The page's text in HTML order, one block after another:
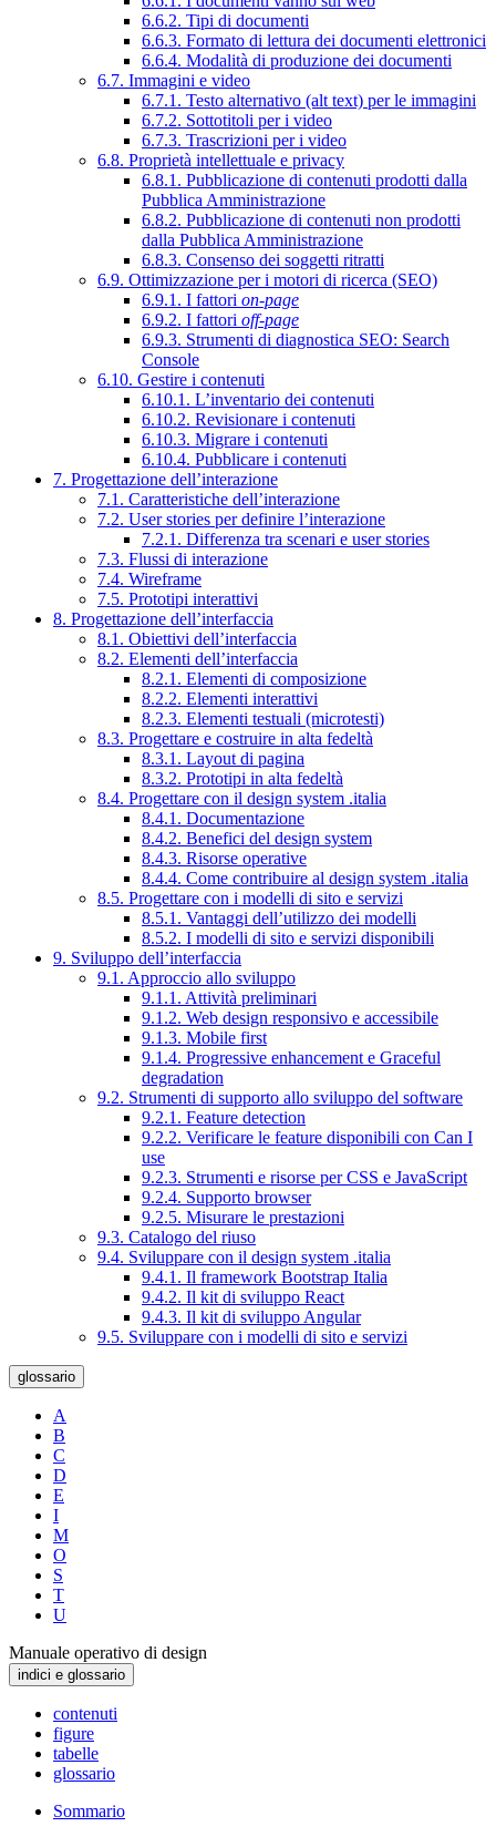
6.6.2. Tipi di documenti
6.6.3. Formato di lettura dei documenti elettronici
6.6.4. Modalità di produzione dei documenti
6.7. Immagini e video
6.7.1. Testo alternativo (alt text) per le immagini
6.7.2. Sottotitoli per i video
6.7.3. Trascrizioni per i video
6.8. Proprietà intellettuale e privacy
6.8.1. Pubblicazione di contenuti prodotti dalla
Pubblica Amministrazione
6.8.2. Pubblicazione di contenuti non prodotti
dalla Pubblica Amministrazione
6.8.3. Consenso dei soggetti ritratti
6.9. Ottimizzazione per i motori di ricerca (SEO)
6.9.1. I fattori on-page
6.9.2. I fattori off-page
6.9.3. Strumenti di diagnostica SEO: Search
Console
6.10. Gestire i contenuti
6.10.1. L’inventario dei contenuti
6.10.2. Revisionare i contenuti
6.10.3. Migrare i contenuti
6.10.4. Pubblicare i contenuti
7. Progettazione dell’interazione
7.1. Caratteristiche dell’interazione
7.2. User stories per definire l’interazione
7.2.1. Differenza tra scenari e user stories
7.3. Flussi di interazione
7.4. Wireframe
7.5. Prototipi interattivi
8. Progettazione dell’interfaccia
8.1. Obiettivi dell’interfaccia
8.2. Elementi dell’interfaccia
8.2.1. Elementi di composizione
8.2.2. Elementi interattivi
8.2.3. Elementi testuali (microtesti)
8.3. Progettare e costruire in alta fedeltà
8.3.1. Layout di pagina
8.3.2. Prototipi in alta fedeltà
8.4. Progettare con il design system .italia
8.4.1. Documentazione
8.4.2. Benefici del design system
8.4.3. Risorse operative
8.4.4. Come contribuire al design system .italia
8.5. Progettare con i modelli di sito e servizi
8.5.1. Vantaggi dell’utilizzo dei modelli
8.5.2. I modelli di sito e servizi disponibili
9. Sviluppo dell’interfaccia
9.1. Approccio allo sviluppo
9.1.1. Attività preliminari
9.1.2. Web design responsivo e accessibile
9.1.3. Mobile first
9.1.4. Progressive enhancement e Graceful
degradation
9.2. Strumenti di supporto allo sviluppo del software
9.2.1. Feature detection
9.2.2. Verificare le feature disponibili con Can I
use
9.2.3. Strumenti e risorse per CSS e JavaScript
9.2.4. Supporto browser
9.2.5. Misurare le prestazioni
9.3. Catalogo del riuso
9.4. Sviluppare con il design system .italia
9.4.1. Il framework Bootstrap Italia
9.4.2. Il kit di sviluppo React
9.4.3. Il kit di sviluppo Angular
9.5. Sviluppare con i modelli di sito e servizi
glossario
A
B
C
D
E
I
M
O
S
T
U
Manuale operativo di design
indici e glossario
contenuti
figure
tabelle
glossario
Sommario